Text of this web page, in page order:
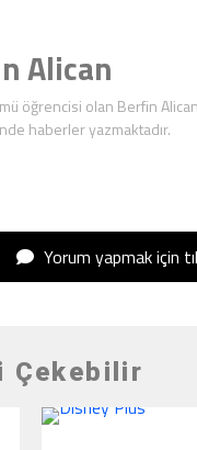
Alican
öğrencisi olan Berfin
haberler yazmaktadır.
Yorum yapmak için
Çekebilir